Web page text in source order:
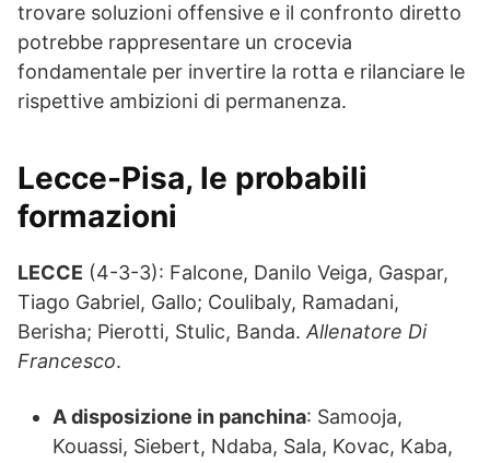
trovare soluzioni offensive e il confronto diretto
potrebbe rappresentare un crocevia
fondamentale per invertire la rotta e rilanciare le
rispettive ambizioni di permanenza.
Lecce-Pisa, le probabili
formazioni
LECCE (4-3-3): Falcone, Danilo Veiga, Gaspar,
Tiago Gabriel, Gallo; Coulibaly, Ramadani,
Berisha; Pierotti, Stulic, Banda. Allenatore Di
Francesco.
A disposizione in panchina: Samooja,
Kouassi, Siebert, Ndaba, Sala, Kovac, Kaba,